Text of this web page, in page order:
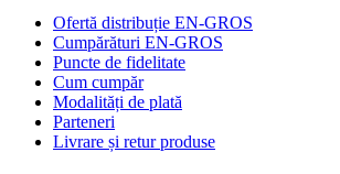
Ofertă distribuție EN-GROS
Cumpărături EN-GROS
Puncte de fidelitate
Cum cumpăr
Modalități de plată
Parteneri
Livrare și retur produse